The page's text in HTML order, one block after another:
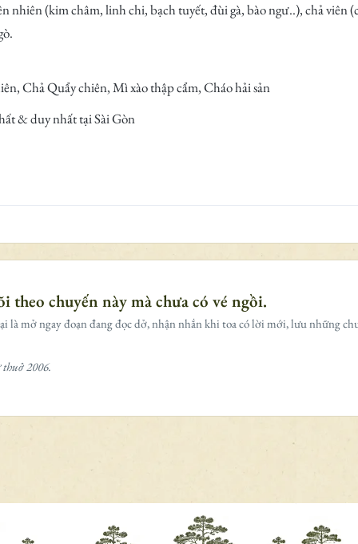
nhiên (kim châm, linh chi, bạch tuyết, đùi gà, bào ngư..), chả viên
Chả Quẩy chiên, Mì xào thập cẩm, Cháo hải sản
& duy nhất tại Sài Gòn
theo chuyến này mà chưa có vé ngồi.
là mở ngay đoạn đang đọc dở, nhận nhắn khi toa có lời mới, lưu những
2006.